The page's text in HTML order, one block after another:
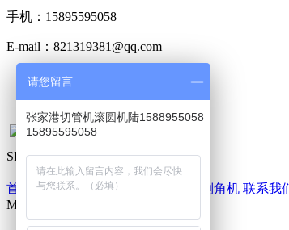
手机：15895595058
E-mail：821319381@qq.com
版权申明：新闻，图片，行业知识或部分内容
SITE MAP
网站导航
首页
产品展示 新闻动态 倒角机 联系我
MESSAGE
在线留言
请您留言
张家港切管机滚圆机陆1588955058
15895595058